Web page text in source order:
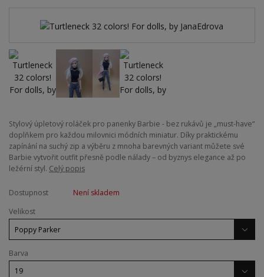
Stylový úpletový roláček pro panenky Barbie - bez rukávů je „must-have“
doplňkem pro každou milovnici módních miniatur. Díky praktickému
zapínání na suchý zip a výběru z mnoha barevných variant můžete své
Barbie vytvořit outfit přesně podle nálady – od byznys elegance až po
ležérní styl. Celý popis
Dostupnost
Není skladem
Velikost
Barva